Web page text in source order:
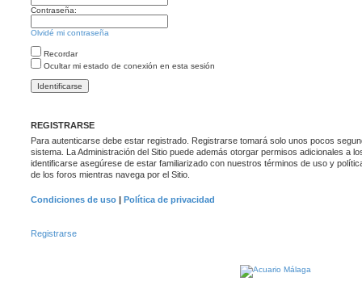
Contraseña:
Olvidé mi contraseña
Recordar
Ocultar mi estado de conexión en esta sesión
REGISTRARSE
Para autenticarse debe estar registrado. Registrarse tomará solo unos pocos
sistema. La Administración del Sitio puede además otorgar permisos adicionales a
identificarse asegúrese de estar familiarizado con nuestros términos de uso y
de los foros mientras navega por el Sitio.
Condiciones de uso | Política de privacidad
Registrarse